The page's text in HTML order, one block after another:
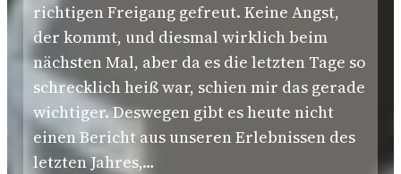
richtigen Freigang gefreut. Keine Angst,
der kommt, und diesmal wirklich beim
nächsten Mal, aber da es die letzten Tage so
schrecklich heiß war, schien mir das gerade
wichtiger. Deswegen gibt es heute nicht
einen Bericht aus unseren Erlebnissen des
letzten Jahres,…